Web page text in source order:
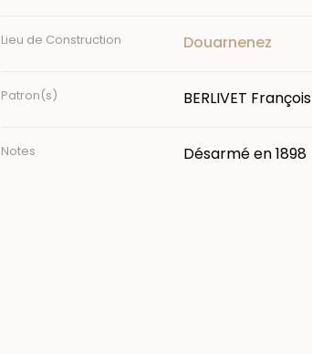
Lieu de Construction Douarnenez
Patron(s) BERLIVET François
Notes Désarmé en 1898